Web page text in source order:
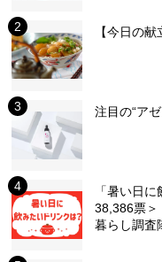
【今日の
注目の“ア
「暑い日
38,386票＞
暮らし調査